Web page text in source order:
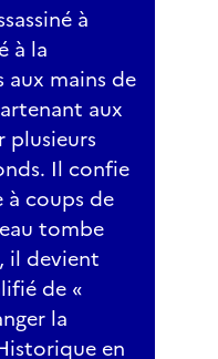
à
à la
aux mains de
aux
plusieurs
Il confie
à coups de
tombe
il devient
de «
la
en